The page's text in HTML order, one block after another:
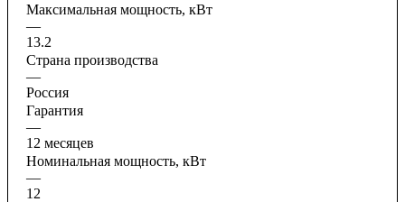
Максимальная мощность, кВт
—
13.2
Страна производства
—
Россия
Гарантия
—
12 месяцев
Номинальная мощность, кВт
—
12